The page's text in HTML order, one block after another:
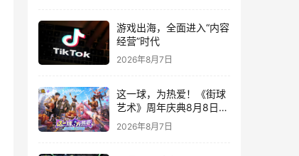
游戏出海，全面进入“内容
经营”时代
2026年8月7日
这一球，为热爱！《街球
艺术》周年庆典8月8日正
式上线，多重福利与全新
内容同步开启
2026年8月7日